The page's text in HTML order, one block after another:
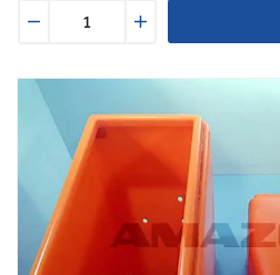
Увеличить